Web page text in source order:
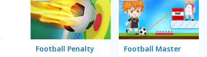
Football Penalty Football Master